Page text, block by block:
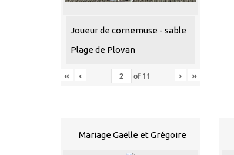
Joueur de cornemuse - sable
Plage de Plovan
« ‹ of 11 › »
Mariage Gaëlle et Grégoire